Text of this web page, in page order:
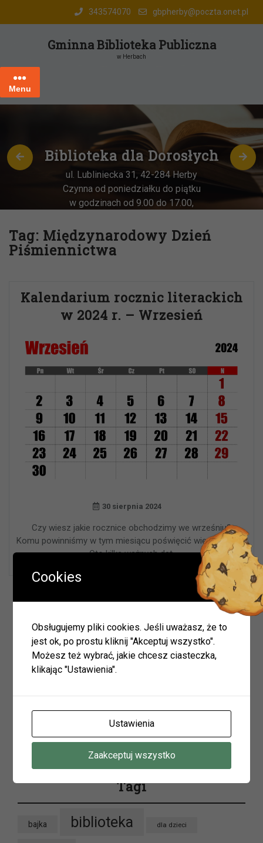
343574070 gbpherby@poczta.onet.pl
Gminna Biblioteka Publiczna
w Herbach
Menu
Biblioteka dla Dorosłych
ul. Lubliniecka 31, 42-284 Herby
Czynna od poniedziałku do piątku
w godzinach od 9.00 do 17.00,
w godz. 9:00-13:00
Tag: Międzynarodowy Dzień
Piśmiennictwa
Kalendarium rocznic literackich
w 2024 r. – Wrzesień
30 sierpnia 2024
Czy wiesz jakie rocznice obchodzimy we wrześniu?
Komu powinniśmy w tym miesiącu poświęcić więcej uwagi?
Oto kilka ważnych dat.
Archiwum
Tagi
bajka biblioteka dla dzieci
Cookies
Obsługujemy pliki cookies. Jeśli uważasz, że to
jest ok, po prostu kliknij "Akceptuj wszystko".
Możesz też wybrać, jakie chcesz ciasteczka,
klikając "Ustawienia".
Ustawienia
Zaakceptuj wszystko